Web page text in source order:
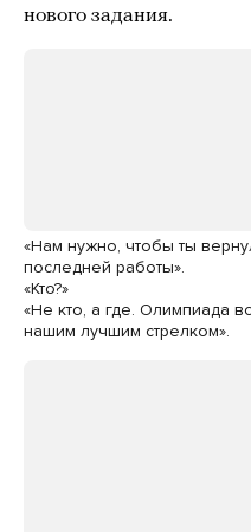
нового задания.
«Нам нужно, чтобы ты
последней работы».
«Кто?»
«Не кто, а где. Олимпиада
нашим лучшим стрелком».